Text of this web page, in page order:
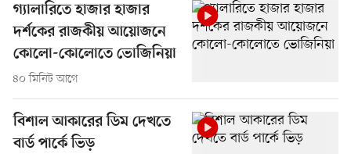
গ্যালারিতে হাজার হাজার
দর্শকের রাজকীয় আয়োজনে
কোলো-কোলোতে ভোজিনিয়া
৪০ মিনিট আগে
বিশাল আকারের ডিম দেখতে
বার্ড পার্কে ভিড়